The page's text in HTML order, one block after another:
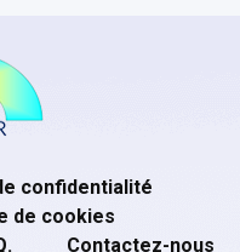
confidentialité
de cookies
Contactez-nous